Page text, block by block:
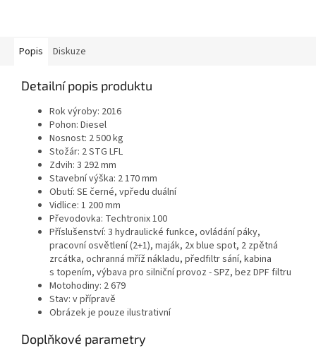
Popis Diskuze
Detailní popis produktu
Rok výroby: 2016
Pohon: Diesel
Nosnost: 2 500 kg
Stožár: 2 STG LFL
Zdvih: 3 292 mm
Stavební výška: 2 170 mm
Obutí: SE černé, vpředu duální
Vidlice: 1 200 mm
Převodovka: Techtronix 100
Příslušenství: 3 hydraulické funkce, ovládání páky,
pracovní osvětlení (2+1), maják, 2x blue spot, 2 zpětná
zrcátka, ochranná mříž nákladu, předfiltr sání, kabina
s topením, výbava pro silniční provoz - SPZ, bez DPF filtru
Motohodiny: 2 679
Stav: v přípravě
Obrázek je pouze ilustrativní
Doplňkové parametry